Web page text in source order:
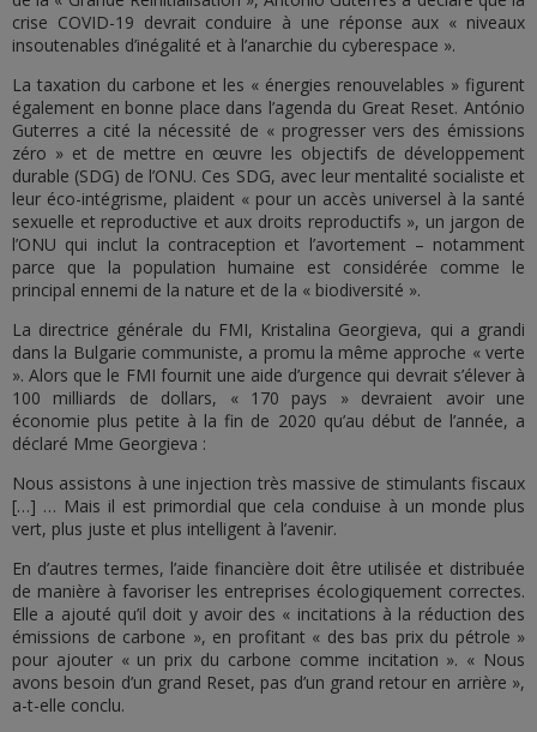
crise COVID-19 devrait conduire à une réponse aux « niveaux
insoutenables d’inégalité et à l’anarchie du cyberespace ».
La taxation du carbone et les « énergies renouvelables » figurent
également en bonne place dans l’agenda du Great Reset. António
Guterres a cité la nécessité de « progresser vers des émissions
zéro » et de mettre en œuvre les objectifs de développement
durable (SDG) de l’ONU. Ces SDG, avec leur mentalité socialiste et
leur éco-intégrisme, plaident « pour un accès universel à la santé
sexuelle et reproductive et aux droits reproductifs », un jargon de
l’ONU qui inclut la contraception et l’avortement – notamment
parce que la population humaine est considérée comme le
principal ennemi de la nature et de la « biodiversité ».
La directrice générale du FMI, Kristalina Georgieva, qui a grandi
dans la Bulgarie communiste, a promu la même approche « verte
». Alors que le FMI fournit une aide d’urgence qui devrait s’élever à
100 milliards de dollars, « 170 pays » devraient avoir une
économie plus petite à la fin de 2020 qu’au début de l’année, a
déclaré Mme Georgieva :
Nous assistons à une injection très massive de stimulants fiscaux
[…] … Mais il est primordial que cela conduise à un monde plus
vert, plus juste et plus intelligent à l’avenir.
En d’autres termes, l’aide financière doit être utilisée et distribuée
de manière à favoriser les entreprises écologiquement correctes.
Elle a ajouté qu’il doit y avoir des « incitations à la réduction des
émissions de carbone », en profitant « des bas prix du pétrole »
pour ajouter « un prix du carbone comme incitation ». « Nous
avons besoin d’un grand Reset, pas d’un grand retour en arrière »,
a-t-elle conclu.